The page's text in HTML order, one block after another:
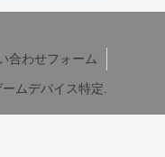
合わせフォーム
ムデバイス特定.